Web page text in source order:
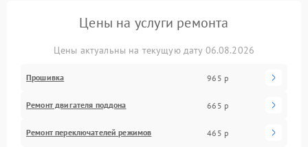
Цены на услуги ремонта
Цены актуальны на текущую дату 06.08.2026
Прошивка 965 р
Ремонт двигателя поддона 665 р
Ремонт переключателей режимов 465 р